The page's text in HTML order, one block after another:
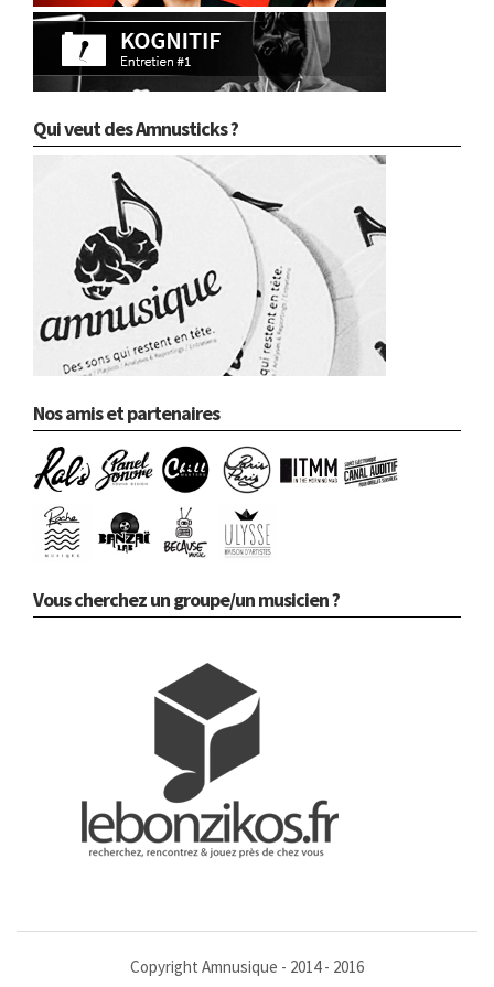
Qui veut des Amnusticks ?
Nos amis et partenaires
Vous cherchez un groupe/un musicien ?
Copyright Amnusique - 2014 - 2016